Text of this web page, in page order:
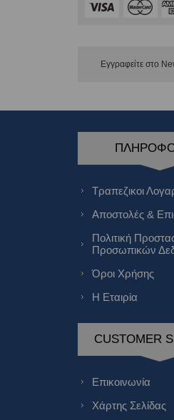
Εγγραφείτε στο
Τραπεζικοι
Αποστολές &
Πολιτική
Προσωπικών
Όροι Χρήσης
Η Εταιρία
CUSTOMER
Επικοινωνία
Χάρτης Σελίδας